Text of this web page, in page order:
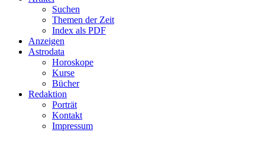
Suchen
Themen der Zeit
Index als PDF
Anzeigen
Astrodata
Horoskope
Kurse
Bücher
Redaktion
Porträt
Kontakt
Impressum